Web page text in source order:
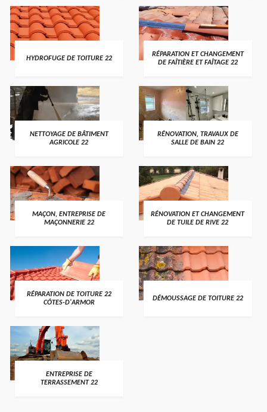
HYDROFUGE DE TOITURE 22
RÉPARATION ET CHANGEMENT
DE FAÎTIÈRE ET FAÎTAGE 22
NETTOYAGE DE BÂTIMENT
AGRICOLE 22
RÉNOVATION, TRAVAUX DE
SALLE DE BAIN 22
MAÇON, ENTREPRISE DE
MAÇONNERIE 22
RÉNOVATION ET CHANGEMENT
DE TUILE DE RIVE 22
RÉPARATION DE TOITURE 22
CÔTES-D'ARMOR
DÉMOUSSAGE DE TOITURE 22
ENTREPRISE DE
TERRASSEMENT 22